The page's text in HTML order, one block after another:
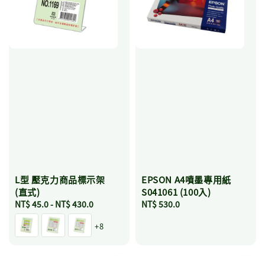
L型 壓克力商品標示架
(直式)
Regular
price
NT$ 45.0- NT$ 430.0
+8
EPSON A4噴墨專用紙
S041061 (100入)
Regular
NT$ 530.0